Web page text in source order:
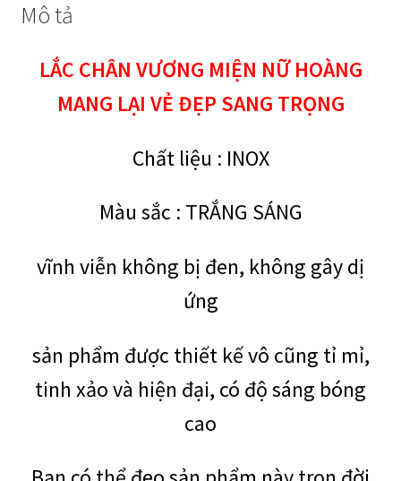
Mô tả
LẮC CHÂN VƯƠNG MIỆN NỮ HOÀNG
MANG LẠI VẺ ĐẸP SANG TRỌNG
Chất liệu : INOX
Màu sắc : TRẮNG SÁNG
vĩnh viễn không bị đen, không gây dị
ứng
sản phẩm được thiết kế vô cũng tỉ mỉ,
tinh xảo và hiện đại, có độ sáng bóng
cao